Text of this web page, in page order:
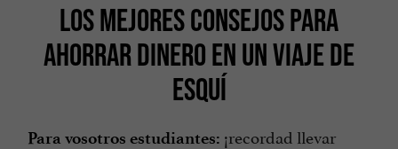
LOS MEJORES CONSEJOS PARA
AHORRAR DINERO EN UN VIAJE DE
ESQUÍ
Para vosotros estudiantes: ¡recordad llevar